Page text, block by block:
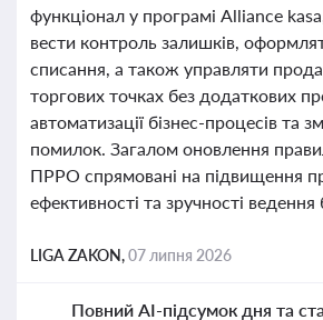
функціонал у програмі Alliance
вести контроль залишків,
списання, а також управляти
торгових точках без додаткових
автоматизації бізнес-процесів та
помилок. Загалом оновлення
ПРРО спрямовані на підвищення
ефективності та зручності ведення
LIGA ZAKON,07 липня 2026
Повний AI-підсумок дня та